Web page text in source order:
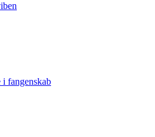
fangenskab